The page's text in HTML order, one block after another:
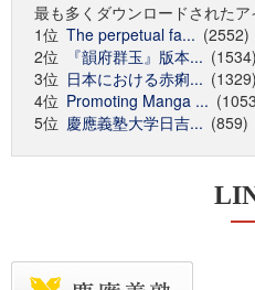
最も多くダウンロードされたア
1位 The perpetual fa... (2552)
2位
『韻府群玉』版本... (1534)
3位 日本における赤痢... (1329)
4位 Promoting Manga ...
5位 慶應義塾大学日吉... (859)